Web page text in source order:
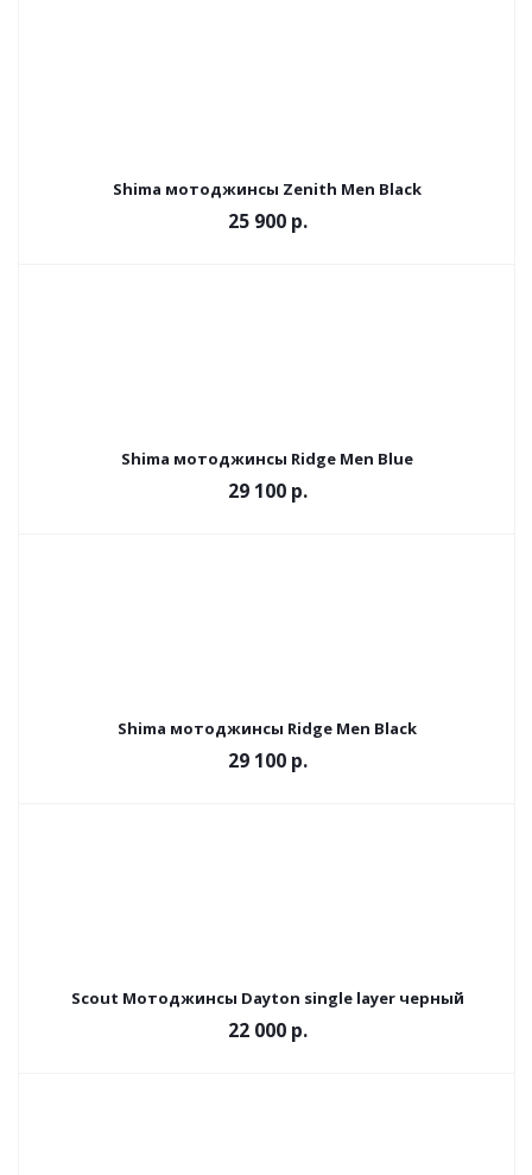
Shima мотоджинсы Zenith Men Black
25 900 р.
Shima мотоджинсы Ridge Men Blue
29 100 р.
Shima мотоджинсы Ridge Men Black
29 100 р.
Scout Мотоджинсы Dayton single layer черный
22 000 р.